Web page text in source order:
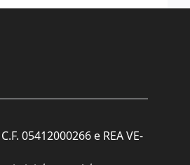
05412000266 e REA VE-